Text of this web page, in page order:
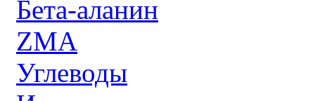
Бета-аланин
ZMA
Углеводы